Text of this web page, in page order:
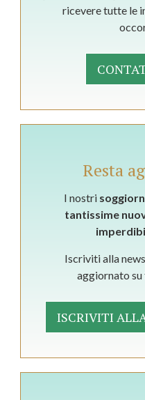
ricevere tutte le
Resta
I nostri
tantissime
Iscriviti alla
aggiornato
ISCRIVITI